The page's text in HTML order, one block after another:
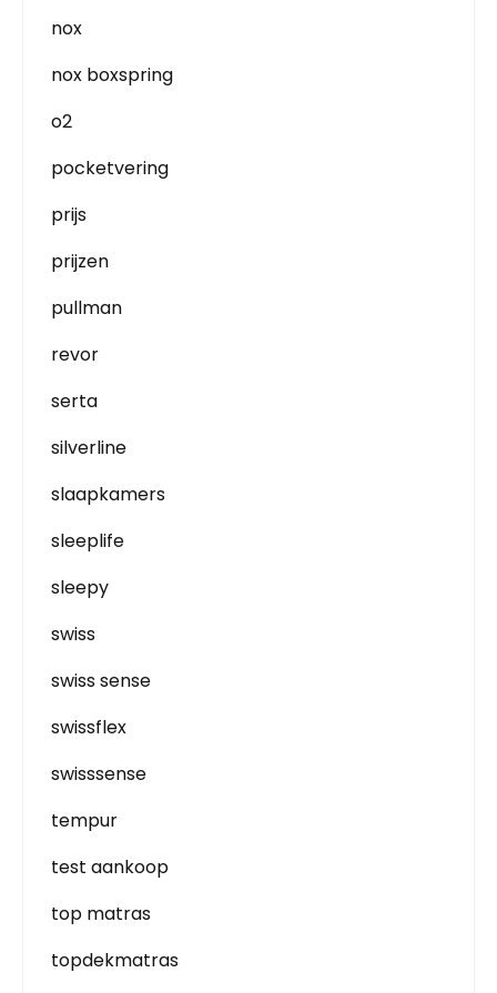
nox
nox boxspring
o2
pocketvering
prijs
prijzen
pullman
revor
serta
silverline
slaapkamers
sleeplife
sleepy
swiss
swiss sense
swissflex
swisssense
tempur
test aankoop
top matras
topdekmatras